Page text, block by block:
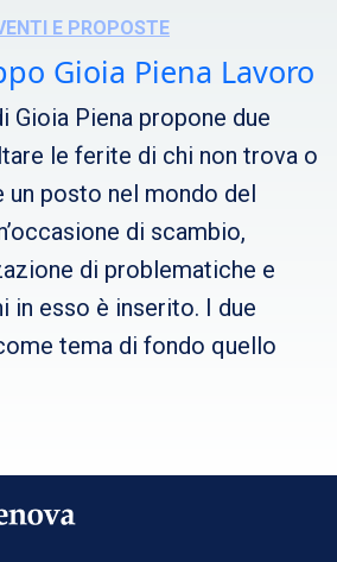
E PROPOSTE
Gioia Piena Lavoro
Gioia Piena propone due
le ferite di chi non trova o
posto nel mondo del
di scambio,
di problematiche e
in esso è inserito. I due
tema di fondo quello